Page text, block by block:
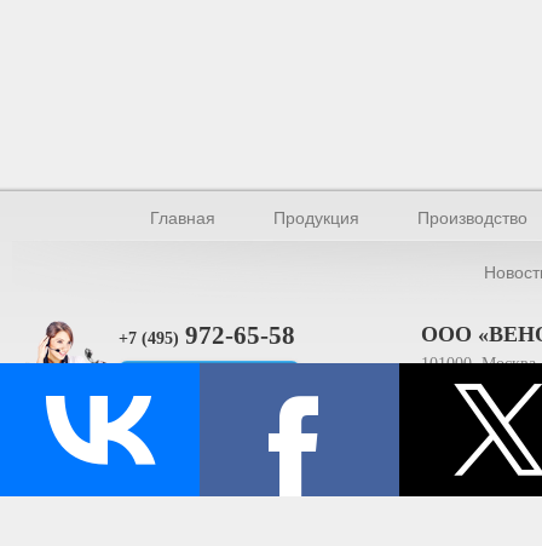
Главная Продукция Производство
+7 (495) 972-65-58 ООО
101000,
ИНН
© Производство уплотнителей и профилей 2026.
Все права защищены.